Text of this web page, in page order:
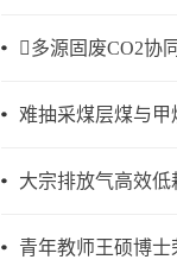
多源固废CO2协
难抽采煤层煤与
大宗排放气高效
青年教师王硕博